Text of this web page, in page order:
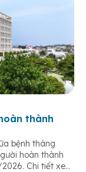
thành
bệnh tháng
hoàn thành
Chi tiết xem